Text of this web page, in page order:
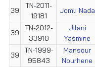
39
TN-2011-
19181
Jomli Nada
39
TN-2012-
33910
Jilani
Yasmine
39
TN-1999-
95843
Mansour
Nourhene